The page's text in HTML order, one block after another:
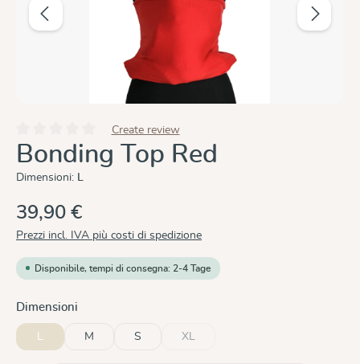
Valutazione media di 0 su 5 stelle
Create review
Bonding Top Red
Dimensioni: L
39,90 €
Prezzi incl. IVA più costi di spedizione
Disponibile, tempi di consegna: 2-4 Tage
Seleziona
Dimensioni
L M S XL